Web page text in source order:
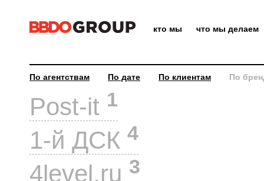
кто мы что мы делаем
По агентствам По дате По клиентам По
Post-it 1
1-й ДСК 4
4level.ru 3